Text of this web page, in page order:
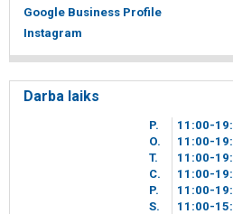
Google Business Profile
Instagram
Darba laiks
P. 11 00-19
O.
11 00-19
T.
11 00-19
C.
11 00-19
P.
11 00-19
S.
11 00-15